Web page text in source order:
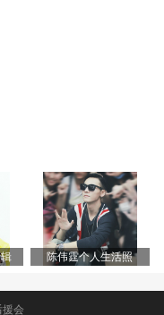
陈伟霆个人生活照
会